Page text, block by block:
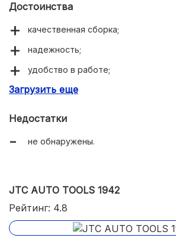
Достоинства
качественная сборка;
надежность;
удобство в работе;
доступная цена.
Загрузить еще
Недостатки
не обнаружены.
JTC AUTO TOOLS 1942
Рейтинг: 4.8